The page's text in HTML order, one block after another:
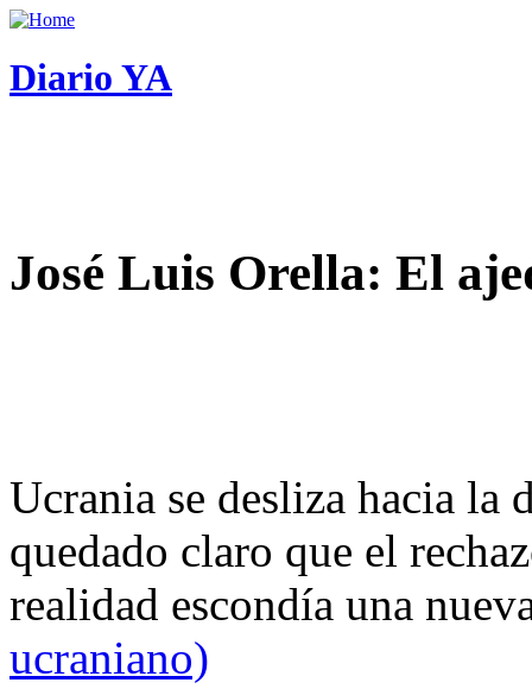
Diario YA
José Luis Orella: El
Ucrania se desliza hacia
quedado claro que el
realidad escondía una
ucraniano)